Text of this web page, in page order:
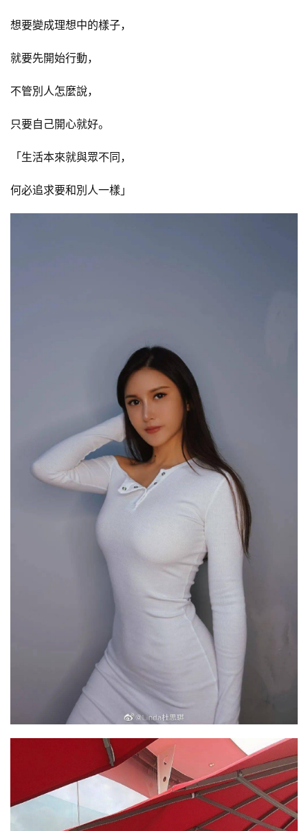
想要變成理想中的樣子，
就要先開始行動，
不管別人怎麼說，
只要自己開心就好。
「生活本來就與眾不同，
何必追求要和別人一樣」